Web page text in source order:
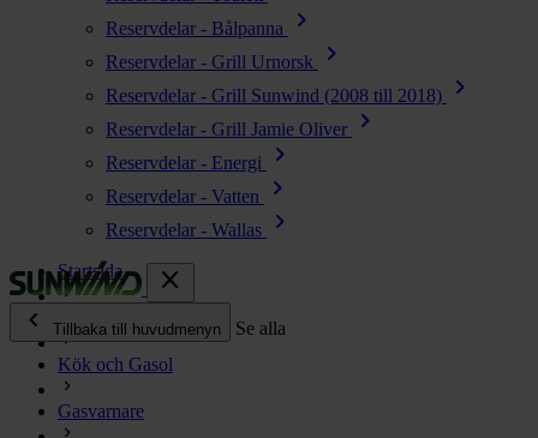
Reservdelar - Bålpanna chevron_right
Reservdelar - Grill Urnorsk chevron_right
Reservdelar - Grill Sunwind (2008 till 2018) chevron_right
Reservdelar - Grill Jamie Oliver chevron_right
Reservdelar - Energi chevron_right
Reservdelar - Vatten chevron_right
Reservdelar - Wallas
chevron_right
close
chevron_left
Tillbaka till huvudmenyn Se alla
Energi chevron_right
Kök & Gasol
Startsida
Kök och Gasol
Gasvarnare